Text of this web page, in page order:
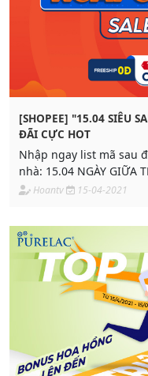
[SHOPEE] "15.04 SIÊU
ĐÃI CỰC HOT
Nhập ngay list mã sau
nhà: 15.04 NGÀY GIỮA
VOUCHER ƯU ĐÃI CỰC
Hoantv 15-04-2021